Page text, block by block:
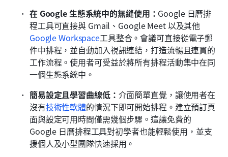
在 Google 生態系統中的無縫使用： Google 日曆排
程工具可直接與 Gmail、Google Meet 以及其他
Google Workspace工具整合。會議可直接從電子郵
件中排程，並自動加入視訊連結，打造流暢且連貫的
工作流程。使用者可受益於將所有排程活動集中在同
一個生態系統中。
簡易設定且學習曲線低： 介面簡單直覺，讓使用者在
沒有技術性軟體的情況下即可開始排程。建立預訂頁
面與設定可用時間僅需幾個步驟。這讓免費的
Google 日曆排程工具對初學者也能輕鬆使用，並支
援個人及小型團隊快速採用。